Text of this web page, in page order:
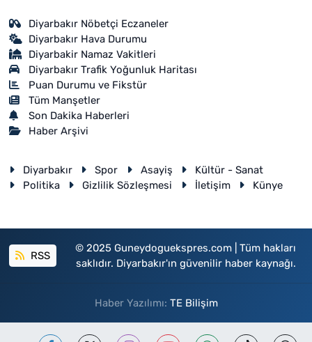
Diyarbakır Nöbetçi Eczaneler
Diyarbakır Hava Durumu
Diyarbakir Namaz Vakitleri
Diyarbakır Trafik Yoğunluk Haritası
Puan Durumu ve Fikstür
Tüm Manşetler
Son Dakika Haberleri
Haber Arşivi
Diyarbakır Spor Asayiş
Kültür - Sanat
Politika
Gizlilik Sözleşmesi İletişim Künye
RSS
© 2025 Guneydoguekspres.com | Tüm hakları
saklıdır. Diyarbakır'ın güvenilir haber kaynağı.
Haber Yazılımı: TE Bilişim